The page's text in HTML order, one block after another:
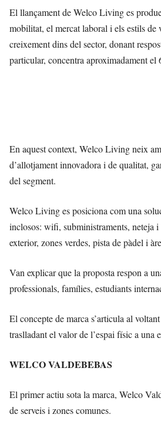
El llançament de Welco Living es
mobilitat, el mercat laboral i els estils de
creixement dins del sector, donant
particular, concentra aproximadament
En aquest context, Welco Living neix
d’allotjament innovadora i de qualitat,
del segment.
Welco Living es posiciona com una
inclosos: wifi, subministraments, neteja
exterior, zones verdes, pista de pàdel i
Van explicar que la proposta respon a
professionals, famílies, estudiants
El concepte de marca s’articula al
traslladant el valor de l’espai físic a una
WELCO VALDEBEBAS
El primer actiu sota la marca, Welco
de serveis i zones comunes.